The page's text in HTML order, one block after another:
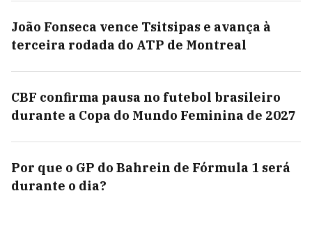
João Fonseca vence Tsitsipas e avança à
terceira rodada do ATP de Montreal
CBF confirma pausa no futebol brasileiro
durante a Copa do Mundo Feminina de 2027
Por que o GP do Bahrein de Fórmula 1 será
durante o dia?